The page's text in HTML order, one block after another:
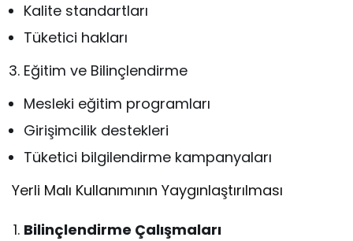
Kalite standartları
Tüketici hakları
Eğitim ve Bilinçlendirme
Mesleki eğitim programları
Girişimcilik destekleri
Tüketici bilgilendirme kampanyaları
Yerli Malı Kullanımının Yaygınlaştırılması
Bilinçlendirme Çalışmaları